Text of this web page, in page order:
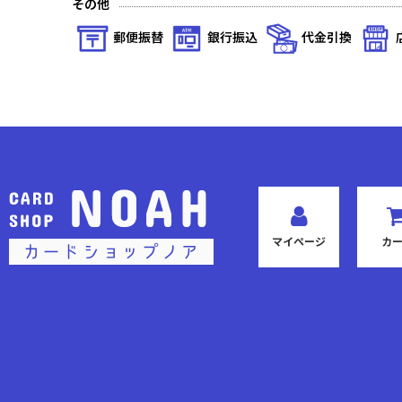
プレシャスブースターパック アイドルマスター シャイニーカラー
「東京喰種トーキョーグール」シリーズ
ヱヴァンゲリヲン新劇場版
アークナイツ Vol.2
その他
郵便振替
銀行振込 代金引換
マイページ カ